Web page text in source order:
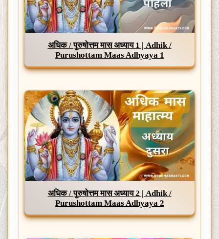
अधिक / पुरुषोत्तम मास अध्याय 1 | Adhik /
Purushottam Maas Adhyaya 1
अधिक / पुरुषोत्तम मास अध्याय 2 | Adhik /
Purushottam Maas Adhyaya 2